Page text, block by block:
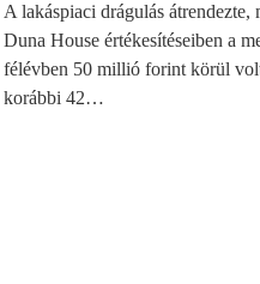
A lakáspiaci drágulás
Duna House értékesítéseiben a
félévben 50 millió forint körül
korábbi 42…